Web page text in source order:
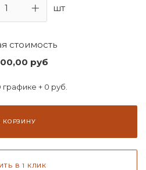
шт
стоимость
руб
+ 0 руб.
КОРЗИНУ
В 1 КЛИК